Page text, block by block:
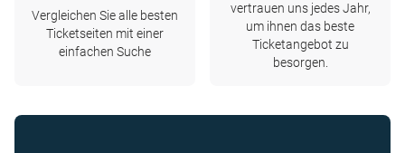
Vergleichen Sie alle besten
Ticketseiten mit einer
einfachen Suche
vertrauen uns jedes Jahr,
um ihnen das beste
Ticketangebot zu
besorgen.